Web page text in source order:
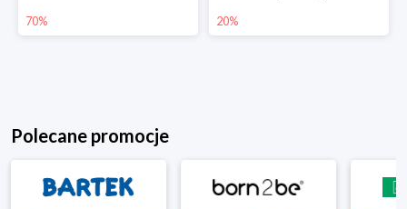
70% 20%
Polecane promocje